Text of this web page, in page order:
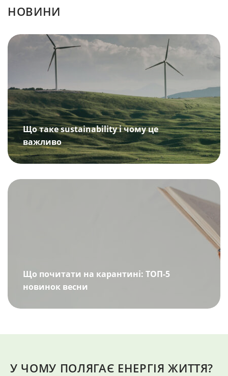
НОВИНИ
Що таке sustainability і чому це
важливо
Що почитати на карантині: ТОП-5
новинок весни
У ЧОМУ ПОЛЯГАЄ ЕНЕРГІЯ ЖИТТЯ?